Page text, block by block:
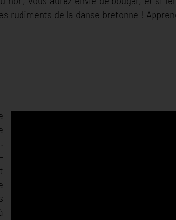
rudiments de la danse bretonne !